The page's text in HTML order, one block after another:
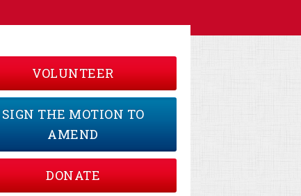
VOLUNTEER
SIGN THE MOTION TO
AMEND
DONATE